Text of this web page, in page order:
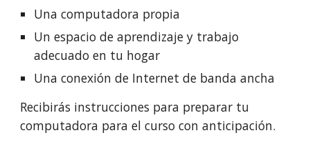
Una computadora propia
Un espacio de aprendizaje y trabajo
adecuado en tu hogar
Una conexión de Internet de banda ancha
Recibirás instrucciones para preparar tu
computadora para el curso con anticipación.